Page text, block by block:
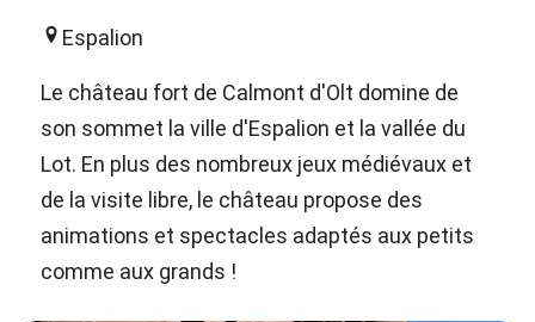
Espalion
Le château fort de Calmont d'Olt domine de
son sommet la ville d'Espalion et la vallée du
Lot. En plus des nombreux jeux médiévaux et
de la visite libre, le château propose des
animations et spectacles adaptés aux petits
comme aux grands !